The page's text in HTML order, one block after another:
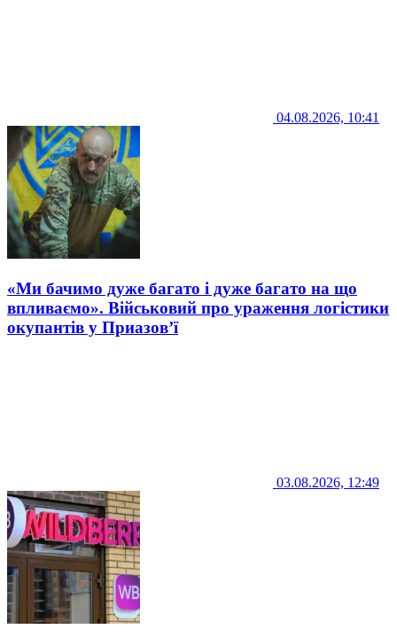
04.08.2026, 10:41
«Ми бачимо дуже багато і дуже багато на що
впливаємо». Військовий про ураження логістики
окупантів у Приазов’ї
03.08.2026, 12:49